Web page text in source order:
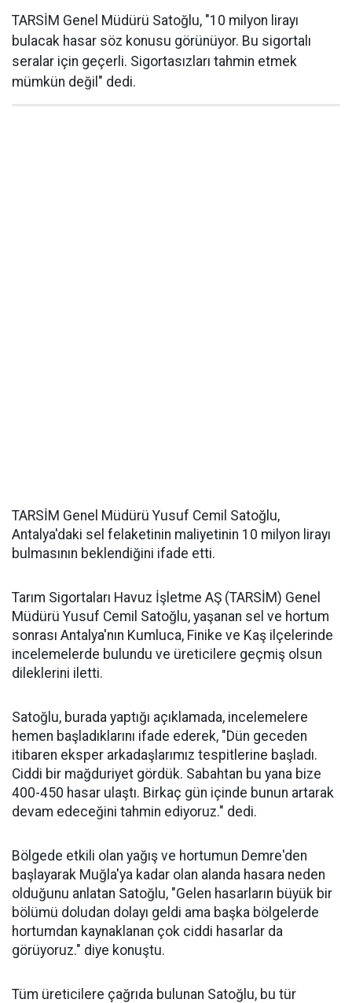
TARSİM Genel Müdürü Satoğlu, "10 milyon lirayı
bulacak hasar söz konusu görünüyor. Bu sigortalı
seralar için geçerli. Sigortasızları tahmin etmek
mümkün değil" dedi.
TARSİM Genel Müdürü Yusuf Cemil Satoğlu,
Antalya'daki sel felaketinin maliyetinin 10 milyon lirayı
bulmasının beklendiğini ifade etti.
Tarım Sigortaları Havuz İşletme AŞ (TARSİM) Genel
Müdürü Yusuf Cemil Satoğlu, yaşanan sel ve hortum
sonrası Antalya'nın Kumluca, Finike ve Kaş ilçelerinde
incelemelerde bulundu ve üreticilere geçmiş olsun
dileklerini iletti.
Satoğlu, burada yaptığı açıklamada, incelemelere
hemen başladıklarını ifade ederek, "Dün geceden
itibaren eksper arkadaşlarımız tespitlerine başladı.
Ciddi bir mağduriyet gördük. Sabahtan bu yana bize
400-450 hasar ulaştı. Birkaç gün içinde bunun artarak
devam edeceğini tahmin ediyoruz." dedi.
Bölgede etkili olan yağış ve hortumun Demre'den
başlayarak Muğla'ya kadar olan alanda hasara neden
olduğunu anlatan Satoğlu, "Gelen hasarların büyük bir
bölümü doludan dolayı geldi ama başka bölgelerde
hortumdan kaynaklanan çok ciddi hasarlar da
görüyoruz." diye konuştu.
Tüm üreticilere çağrıda bulunan Satoğlu, bu tür